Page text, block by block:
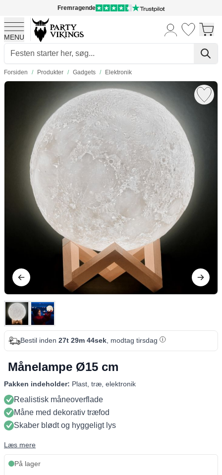
Fremragende
MENU
Skip to Content
Forsiden / Produkter / Gadgets / Elektronik
Bestil inden 27t 29m 43sek, modtag tirsdag
Månelampe Ø15 cm
Pakken indeholder: Plast, træ, elektronik
Realistisk måneoverflade
Måne med dekorativ træfod
Skaber blødt og hyggeligt lys
Læs mere
På lager